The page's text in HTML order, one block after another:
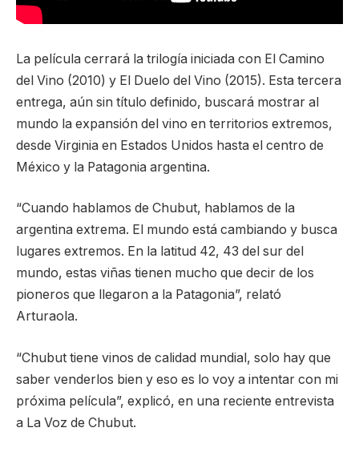
La película cerrará la trilogía iniciada con El Camino
del Vino (2010) y El Duelo del Vino (2015). Esta tercera
entrega, aún sin título definido, buscará mostrar al
mundo la expansión del vino en territorios extremos,
desde Virginia en Estados Unidos hasta el centro de
México y la Patagonia argentina.
“Cuando hablamos de Chubut, hablamos de la
argentina extrema. El mundo está cambiando y busca
lugares extremos. En la latitud 42, 43 del sur del
mundo, estas viñas tienen mucho que decir de los
pioneros que llegaron a la Patagonia”, relató
Arturaola.
“Chubut tiene vinos de calidad mundial, solo hay que
saber venderlos bien y eso es lo voy a intentar con mi
próxima película”, explicó, en una reciente entrevista
a La Voz de Chubut.